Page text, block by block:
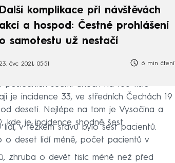
Další komplikace při návštěvách
akcí a hospod: Čestné prohlášení
o samotestu už nestačí
čvc 2021, 05:51 6 min čtení
sedmi dnech na 100 tisíc
je incidence 33, ve středních Čechách 19
deseti. Nejlépe na tom je Vysočina a
kde je incidence shodně šest.
v těžkém stavu bylo šest pacientů.
o deset lidí méně, počet pacientů v
zhruba o devět tisíc méně než před